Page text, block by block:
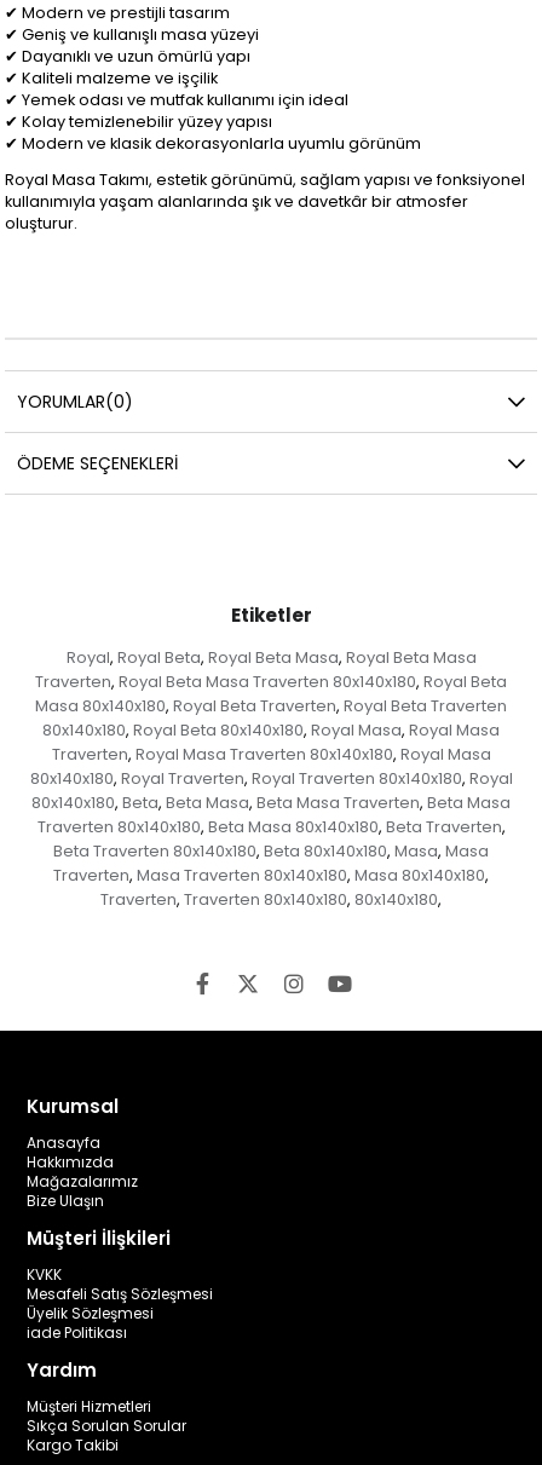
✔ Modern ve prestijli tasarım
✔ Geniş ve kullanışlı masa yüzeyi
✔ Dayanıklı ve uzun ömürlü yapı
✔ Kaliteli malzeme ve işçilik
✔ Yemek odası ve mutfak kullanımı için ideal
✔ Kolay temizlenebilir yüzey yapısı
✔ Modern ve klasik dekorasyonlarla uyumlu görünüm
Royal Masa Takımı, estetik görünümü, sağlam yapısı ve fonksiyonel
kullanımıyla yaşam alanlarında şık ve davetkâr bir atmosfer
oluşturur.
YORUMLAR(0)
ÖDEME SEÇENEKLERI
Etiketler
Royal, Royal Beta, Royal Beta Masa, Royal Beta Masa
Traverten, Royal Beta Masa Traverten 80x140x180, Royal Beta
Masa 80x140x180, Royal Beta Traverten, Royal Beta Traverten
80x140x180, Royal Beta 80x140x180, Royal Masa, Royal Masa
Traverten, Royal Masa Traverten 80x140x180, Royal Masa
80x140x180, Royal Traverten, Royal Traverten 80x140x180, Royal
80x140x180, Beta, Beta Masa, Beta Masa Traverten, Beta Masa
Traverten 80x140x180, Beta Masa 80x140x180, Beta Traverten,
Beta Traverten 80x140x180, Beta 80x140x180, Masa, Masa
Traverten, Masa Traverten 80x140x180, Masa 80x140x180,
Traverten, Traverten 80x140x180, 80x140x180,
Kurumsal
Anasayfa
Hakkımızda
Mağazalarımız
Bize Ulaşın
Müşteri İlişkileri
KVKK
Mesafeli Satış Sözleşmesi
Üyelik Sözleşmesi
iade Politikası
Yardım
Müşteri Hizmetleri
Sıkça Sorulan Sorular
Kargo Takibi